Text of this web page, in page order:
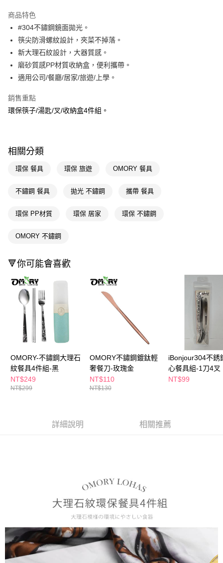
LINE Pay
Apple Pay
街口支付
悠遊付
Google Pay
AFTEE先享後付是「在收到商品之後才付款」的支付方式。 讓您購物簡單
１．簡單：不需註冊會員、不需綁卡、不需儲值。
３．安心：先確認商品／服務後，再付款。
１．於結帳方式選擇「AFTEE先享後付」後，將跳轉至「AFTEE先享後付」
３．收到繳費通知簡訊後14天內，點擊此簡訊中的連結，可透過四大超商／
※ 請注意：結帳手續完成當下不需立刻繳費，但若您需要取消訂單，請聯絡
購買商品的店家。未經商家同意取消之訂單仍視為有效，需透過AFTEE先享
後付繳納相關費用。
※ 交易是否成功請以「AFTEE先享後付 」之結帳頁面顯示為準，若有關於
是否繳費成功／繳費後需取消欲退款等相關疑問，請聯繫「AFTEE先享後付
客戶支援中心」
https://netprotections.freshdesk.com/support/home
【注意事項】
１．透過由恩沛科技股份有限公司提供之「AFTEE先享後付」服務完成之交
易，需依本服務之必要範圍內提供個人資料，並將交易相關給付款項請求債
２．關於個人資料處理事宜，請瀏覽以下網址：
https://aftee.tw/terms/#terms3
３．未成年的使用者請事先徵得法定代理人或監護人之同意方可使用
「AFTEE先享後付」，若未經同意申辦者引起之損失，本公司不負相關責
任。
請求用戶進行身份認證。
５．嚴禁一人註冊多個帳號或使用他人資訊註冊。若發現惡意使用之情形，
即享券
運送方式
全家取貨付款
每筆NT$65，滿NT$390(含以上)免運費
每筆NT$65，滿NT$490(含以上)免運費
付款後萊爾富取貨
每筆NT$65，滿NT$490(含以上)免運費
7-11取貨付款
每筆NT$65，滿NT$490(含以上)免運費
每筆NT$65，滿NT$490(含以上)免運費
宅配(本島)
每筆NT$80，滿NT$290(含以上)免運費
商品特色
#304不鏽鋼鏡面拋光。
筷尖防滑螺紋設計，夾菜不掉落。
新大理石紋設計，大器質感。
磨砂質感PP材質收納盒，便利攜帶。
適用公司/餐廳/居家/旅遊/上學。
銷售重點
環保筷子/湯匙/叉/收納盒4件組。
相關分類
環保 餐具 環保 旅遊 OMORY 餐具
不鏽鋼 餐具 拋光 不鏽鋼 攜帶 餐具
環保 PP材質 環保 居家 環保 不鏽鋼
OMORY 不鏽鋼
🔻你可能會喜歡
OMORY-不鏽鋼大理石
紋餐具4件組-黑
NT$249
NT$299
OMORY不鏽鋼鍍鈦輕
奢餐刀-玫瑰金
NT$110
NT$130
iBonjour304不銹
心餐具組-1刀4叉
NT$99
詳細說明 相關推薦